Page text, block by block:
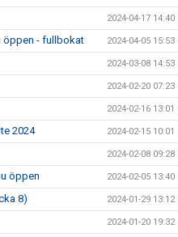
2024-04-17 14:40
öppen - fullbokat 2024-04-05 15:53
2024-03-08 14:53
2024-02-20 07:23
2024-02-16 13:01
2024 2024-02-15 10:01
2024-02-08 09:28
öppen 2024-02-05 13:40
8) 2024-01-29 13:12
2024-01-20 19:32